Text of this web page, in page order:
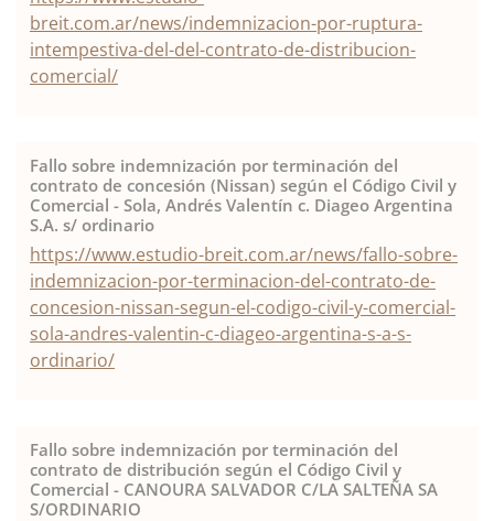
breit.com.ar/news/indemnizacion-por-ruptura-
intempestiva-del-del-contrato-de-distribucion-
comercial/
Fallo sobre indemnización por terminación del
contrato de concesión (Nissan) según el Código Civil y
Comercial - Sola, Andrés Valentín c. Diageo Argentina
S.A. s/ ordinario
https://www.estudio-breit.com.ar/news/fallo-sobre-
indemnizacion-por-terminacion-del-contrato-de-
concesion-nissan-segun-el-codigo-civil-y-comercial-
sola-andres-valentin-c-diageo-argentina-s-a-s-
ordinario/
Fallo sobre indemnización por terminación del
contrato de distribución según el Código Civil y
Comercial - CANOURA SALVADOR C/LA SALTEÑA SA
S/ORDINARIO